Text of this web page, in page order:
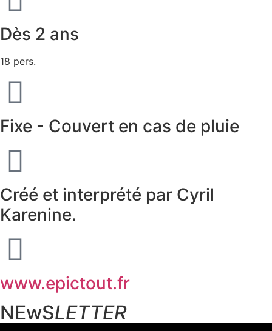
Dès 2 ans
18 pers.
Fixe - Couvert en cas de pluie
Créé et interprété par Cyril
Karenine.
www.epictout.fr
NEwSLETTER